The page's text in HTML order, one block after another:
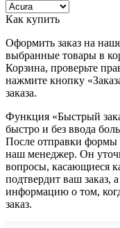
Как купить
Оформить заказ на
выбранные товары в
Корзина, проверьте
нажмите кнопку
заказа.
Функция «Быстрый
быстро и без ввода
После отправки формы
наш менеджер. Он
вопросы, касающиеся
подтвердит ваш заказ,
информацию о том,
заказ.